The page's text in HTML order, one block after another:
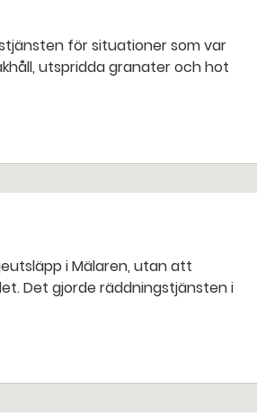
utspridda granater och hot